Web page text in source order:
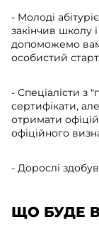
- Молоді
закінчив школу
допоможемо
особистий
- Спеціалісти з
сертифікати,
отримати
офіційного
- Дорослі
ЩО БУДЕ